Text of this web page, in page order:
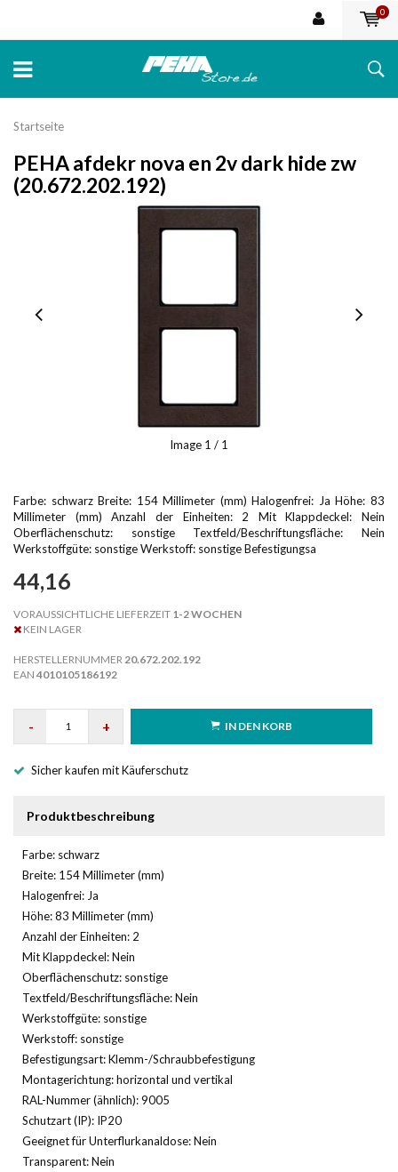
0
Startseite
PEHA afdekr nova en 2v dark hide zw
(20.672.202.192)
Image 1 / 1
Farbe: schwarz Breite: 154 Millimeter (mm) Halogenfrei: Ja Höhe: 83
Millimeter (mm) Anzahl der Einheiten: 2 Mit Klappdeckel: Nein
Oberflächenschutz: sonstige Textfeld/Beschriftungsfläche: Nein
Werkstoffgüte: sonstige Werkstoff: sonstige Befestigungsa
44,16
VORAUSSICHTLICHE LIEFERZEIT 1-2 WOCHEN
KEIN LAGER
HERSTELLERNUMMER 20.672.202.192
EAN 4010105186192
- + IN DEN KORB
Sicher kaufen mit Käuferschutz
Produktbeschreibung
Farbe: schwarz
Breite: 154 Millimeter (mm)
Halogenfrei: Ja
Höhe: 83 Millimeter (mm)
Anzahl der Einheiten: 2
Mit Klappdeckel: Nein
Oberflächenschutz: sonstige
Textfeld/Beschriftungsfläche: Nein
Werkstoffgüte: sonstige
Werkstoff: sonstige
Befestigungsart: Klemm-/Schraubbefestigung
Montagerichtung: horizontal und vertikal
RAL-Nummer (ähnlich): 9005
Schutzart (IP): IP20
Geeignet für Unterflurkanaldose: Nein
Transparent: Nein